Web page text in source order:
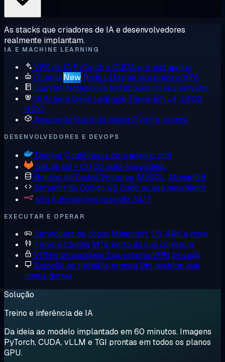
As stacks que criadores de IA e desenvolvedores
realmente implantam.
IA E MACHINE LEARNING
VPS de IA PyTorch e CUDA pré-instalados
Ollama New Rode LLMs no seu próprio VPS
Jupyter Notebooks Notebooks no seu servidor
GPU para Deep Learning Treine em L4, L40S,
H100
AnacondaStack de dados Python, pronta
DESENVOLVEDORES E DEVOPS
Docker Contêineres com acesso root
GitLab Git + CI/CD auto-hospedado
Bancos de Dados Postgres, MySQL, MongoDB
Servidor de Código VS Code no seu navegador
n8n Automações rodando 24/7
EXECUTAR E OPERAR
Servidores de Jogos Minecraft, CS, ARK e mais
Forex e trading MT5 perto da sua corretora
VPN e privacidadeSua própria VPN privada
Estação de trabalho remota Um desktop que
nunca dorme
Solução
Treino e inferência de IA
Da ideia ao modelo implantado em 60 minutos. Imagens
PyTorch, CUDA, vLLM e TGI prontas em todos os planos
GPU.